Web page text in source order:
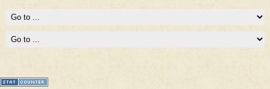
Prima mea carte publicata (Nemira)
Averea Presedintelui: prima lucrare despre controversatele
conturi secrete ale Securitatii.